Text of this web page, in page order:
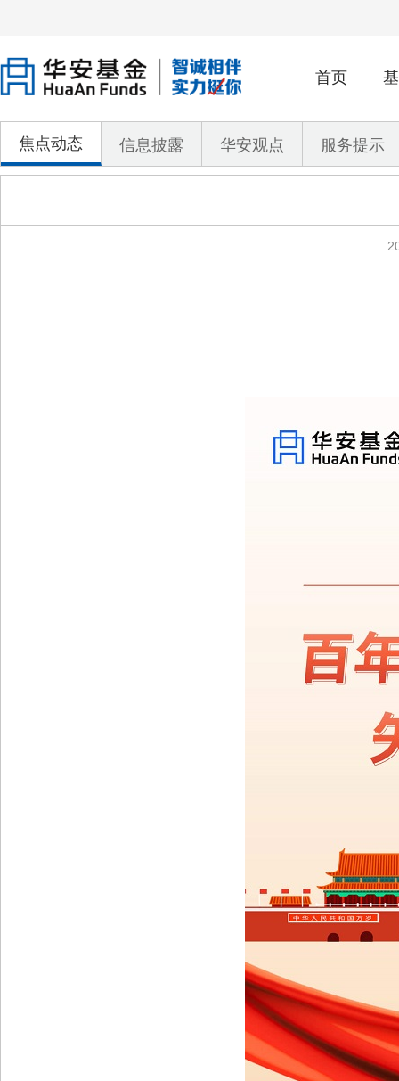
首页
焦点动态 信息披露 华安观点 服务提示